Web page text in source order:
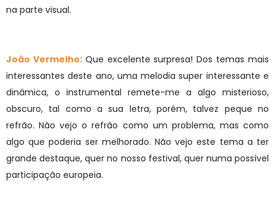
na parte visual.
João Vermelho: Que excelente surpresa! Dos temas mais
interessantes deste ano, uma melodia super interessante e
dinâmica, o instrumental remete-me a algo misterioso,
obscuro, tal como a sua letra, porém, talvez peque no
refrão. Não vejo o refrão como um problema, mas como
algo que poderia ser melhorado. Não vejo este tema a ter
grande destaque, quer no nosso festival, quer numa possível
participação europeia.